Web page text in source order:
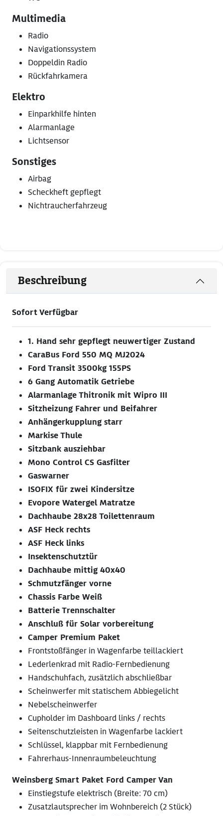
Multimedia
Radio
Navigationssystem
Doppeldin Radio
Rückfahrkamera
Elektro
Einparkhilfe hinten
Alarmanlage
Lichtsensor
Sonstiges
Airbag
Scheckheft gepflegt
Nichtraucherfahrzeug
Beschreibung
Sofort Verfügbar
1. Hand sehr gepflegt neuwertiger Zustand
CaraBus Ford 550 MQ MJ2024
Ford Transit 3500kg 155PS
6 Gang Automatik Getriebe
Alarmanlage Thitronik mit Wipro III
Sitzheizung Fahrer und Beifahrer
Anhängerkupplung starr
Markise Thule
Sitzbank ausziehbar
Mono Control CS Gasfilter
Gaswarner
ISOFIX für zwei Kindersitze
Evopore Watergel Matratze
Dachhaube 28x28 Toilettenraum
ASF Heck rechts
ASF Heck links
Insektenschutztür
Dachhaube mittig 40x40
Schmutzfänger vorne
Chassis Farbe Weiß
Batterie Trennschalter
Anschluß für Solar vorbereitung
Camper Premium Paket
Frontstoßfänger in Wagenfarbe teillackiert
Lederlenkrad mit Radio-Fernbedienung
Handschuhfach, zusätzlich abschließbar
Scheinwerfer mit statischem Abbiegelicht
Nebelscheinwerfer
Cupholder im Dashboard links / rechts
Seitenschutzleisten in Wagenfarbe lackiert
Schlüssel, klappbar mit Fernbedienung
Fahrerhaus-Innenraumbeleuchtung
Weinsberg Smart Paket Ford Camper Van
Einstiegstufe elektrisch (Breite: 70 cm)
Zusatzlautsprecher im Wohnbereich (2 Stück)